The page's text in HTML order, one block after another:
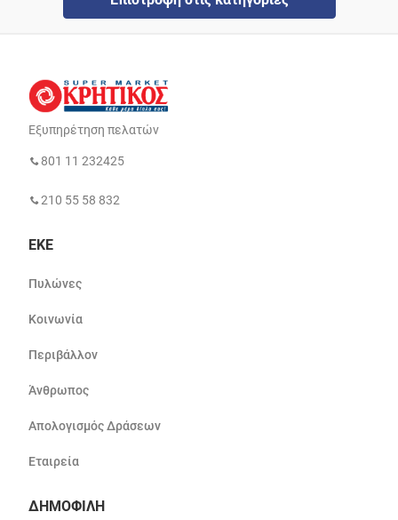
Εξυπηρέτηση πελατών
801 11 232425
210 55 58 832
ΕΚΕ
Πυλώνες
Κοινωνία
Περιβάλλον
Άνθρωπος
Απολογισμός Δράσεων
Εταιρεία
ΔΗΜΟΦΙΛΗ